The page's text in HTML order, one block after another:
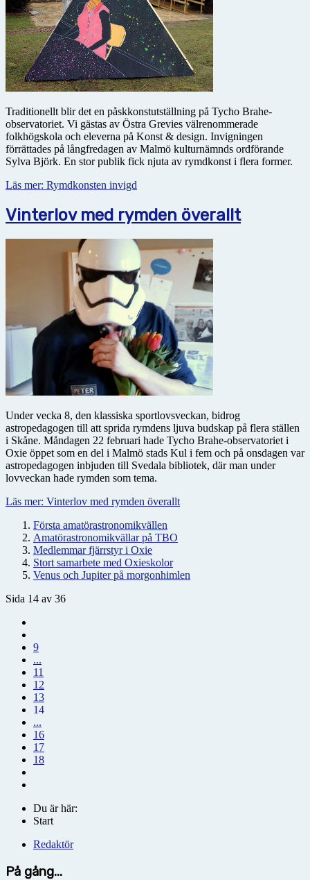
Traditionellt blir det en påskkonstutställning på Tycho Brahe-
observatoriet. Vi gästas av Östra Grevies välrenommerade
folkhögskola och eleverna på Konst & design. Invigningen
förrättades på långfredagen av Malmö kulturnämnds ordförande
Sylva Björk. En stor publik fick njuta av rymdkonst i flera former.
Läs mer: Rymdkonsten invigd
Vinterlov med rymden överallt
Under vecka 8, den klassiska sportlovsveckan, bidrog
astropedagogen till att sprida rymdens ljuva budskap på flera ställen
i Skåne. Måndagen 22 februari hade Tycho Brahe-observatoriet i
Oxie öppet som en del i Malmö stads Kul i fem och på onsdagen var
astropedagogen inbjuden till Svedala bibliotek, där man under
lovveckan hade rymden som tema.
Läs mer: Vinterlov med rymden överallt
Första amatörastronomikvällen
Amatörastronomikvällar på TBO
Medlemmar fjärrstyr i Oxie
Stort samarbete med Oxieskolor
Venus och Jupiter på morgonhimlen
Sida 14 av 36
9
...
11
12
13
14
...
16
17
18
Du är här:
Start
Redaktör
På gång...